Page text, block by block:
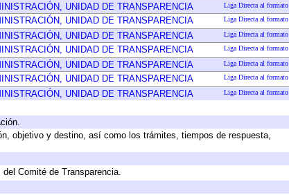
UNIDAD DE TRANSPARENCIA Liga Directa al formato
UNIDAD DE TRANSPARENCIA Liga Directa al formato
UNIDAD DE TRANSPARENCIA Liga Directa al formato
UNIDAD DE TRANSPARENCIA Liga Directa al formato
UNIDAD DE TRANSPARENCIA Liga Directa al formato
UNIDAD DE TRANSPARENCIA Liga Directa al formato
UNIDAD DE TRANSPARENCIA Liga Directa al formato
objetivo y destino, así como los trámites, tiempos de respuesta,
Comité de Transparencia.